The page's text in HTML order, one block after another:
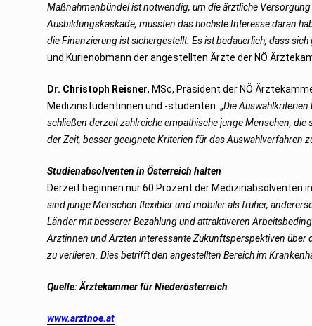
Maßnahmenbündel ist notwendig, um die ärztliche
Ausbildungskaskade, müssten das höchste Interesse daran
die Finanzierung ist sichergestellt. Es ist bedauerlich, dass
und Kurienobmann der angestellten Ärzte der NÖ
Dr. Christoph Reisner, MSc, Präsident der NÖ
Medizinstudentinnen und -studenten: „Die
schließen derzeit zahlreiche empathische junge Menschen,
der Zeit, besser geeignete Kriterien für das Auswahlverfahren
Studienabsolventen in Österreich halten
Derzeit beginnen nur 60 Prozent der Medizinabsolventen
sind junge Menschen flexibler und mobiler als früher,
Länder mit besserer Bezahlung und attraktiveren
Ärztinnen und Ärzten interessante Zukunftsperspektiven über
zu verlieren. Dies betrifft den angestellten Bereich im
Quelle: Ärztekammer für Niederösterreich
www.arztnoe.at